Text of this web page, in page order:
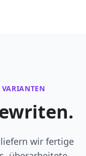
wir fertige